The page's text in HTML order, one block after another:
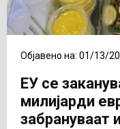
Објавено на: 01/13/
ЕУ се
милијарди
забрануваат